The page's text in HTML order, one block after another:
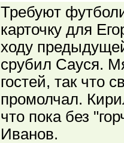
Требуют
карточку для
ходу
срубил Сауся.
гостей, так что
промолчал.
что пока без
Иванов.